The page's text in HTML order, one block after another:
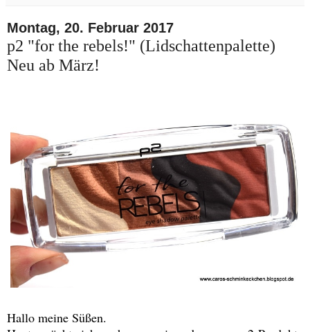
Montag, 20. Februar 2017
p2 "for the rebels!" (Lidschattenpalette)
Neu ab März!
Hallo meine Süßen.